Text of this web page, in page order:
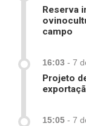
Reserva
campo
16:03 - 7
Projeto
15:05 - 7